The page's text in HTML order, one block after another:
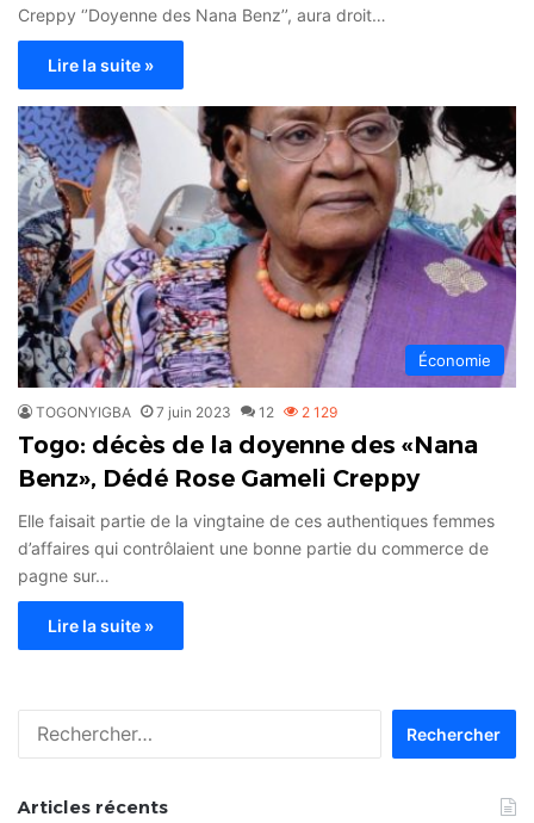
Creppy ‘’Doyenne des Nana Benz’’, aura droit…
Lire la suite »
Économie
TOGONYIGBA 7 juin 2023 12 2 129
Togo: décès de la doyenne des «Nana
Benz», Dédé Rose Gameli Creppy
Elle faisait partie de la vingtaine de ces authentiques femmes
d’affaires qui contrôlaient une bonne partie du commerce de
pagne sur…
Lire la suite »
Articles récents